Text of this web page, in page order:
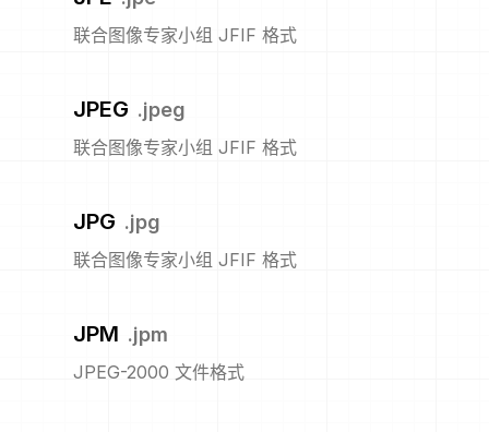
联合图像专家小组 JFIF 格式
JPEG .jpeg
联合图像专家小组 JFIF 格式
JPG .jpg
联合图像专家小组 JFIF 格式
JPM .jpm
JPEG-2000 文件格式